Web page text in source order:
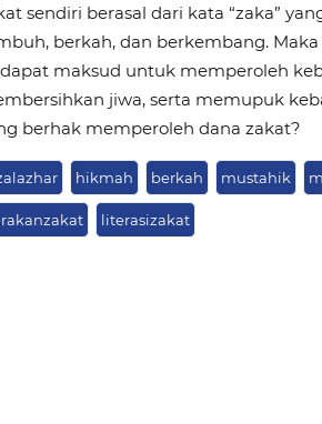
sendiri berasal dari kata “zaka”
berkah, dan berkembang.
maksud untuk memperoleh
jiwa, serta memupuk
berhak memperoleh dana zakat?
hikmah berkah mustahik
literasizakat